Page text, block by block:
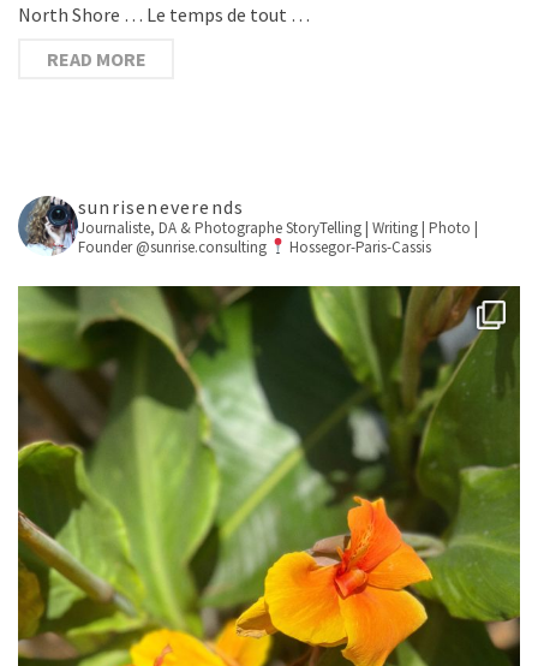
North Shore … Le temps de tout …
READ MORE
sunriseneverends
Journaliste, DA & PhotographeStoryTelling | Writing | Photo |
Founder @sunrise.consulting
Hossegor-Paris-Cassis